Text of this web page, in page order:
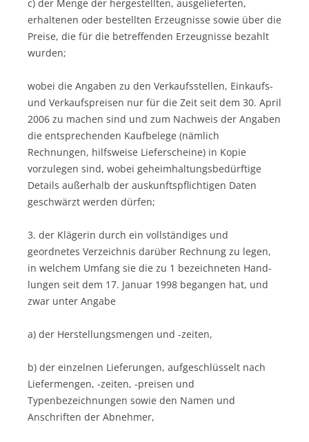
c) der Menge der hergestellten, ausgelieferten,
erhaltenen oder bestellten Erzeugnisse sowie über die
Preise, die für die betreffenden Erzeugnisse bezahlt
wurden;
wobei die Angaben zu den Verkaufsstellen, Einkaufs-
und Verkaufspreisen nur für die Zeit seit dem 30. April
2006 zu machen sind und zum Nachweis der Angaben
die entsprechenden Kaufbelege (nämlich
Rechnungen, hilfsweise Lieferscheine) in Kopie
vorzulegen sind, wobei geheimhaltungsbedürftige
Details außerhalb der auskunftspflichtigen Daten
geschwärzt werden dürfen;
3. der Klägerin durch ein vollständiges und
geordnetes Verzeichnis darüber Rechnung zu legen,
in welchem Umfang sie die zu 1 bezeichneten Hand-
lungen seit dem 17. Januar 1998 begangen hat, und
zwar unter Angabe
a) der Herstellungsmengen und -zeiten,
b) der einzelnen Lieferungen, aufgeschlüsselt nach
Liefermengen, -zeiten, -preisen und
Typenbezeichnungen sowie den Namen und
Anschriften der Abnehmer,